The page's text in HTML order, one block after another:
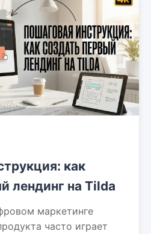
как
лендинг на Tilda
маркетинге
часто играет